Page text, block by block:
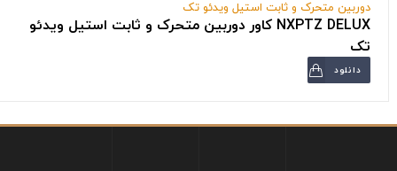
دوربین متحرک و ثابت استیل ویدئو تک
NXPTZ DELUX کاور دوربین متحرک و ثابت استیل ویدئو
تک
دانلود